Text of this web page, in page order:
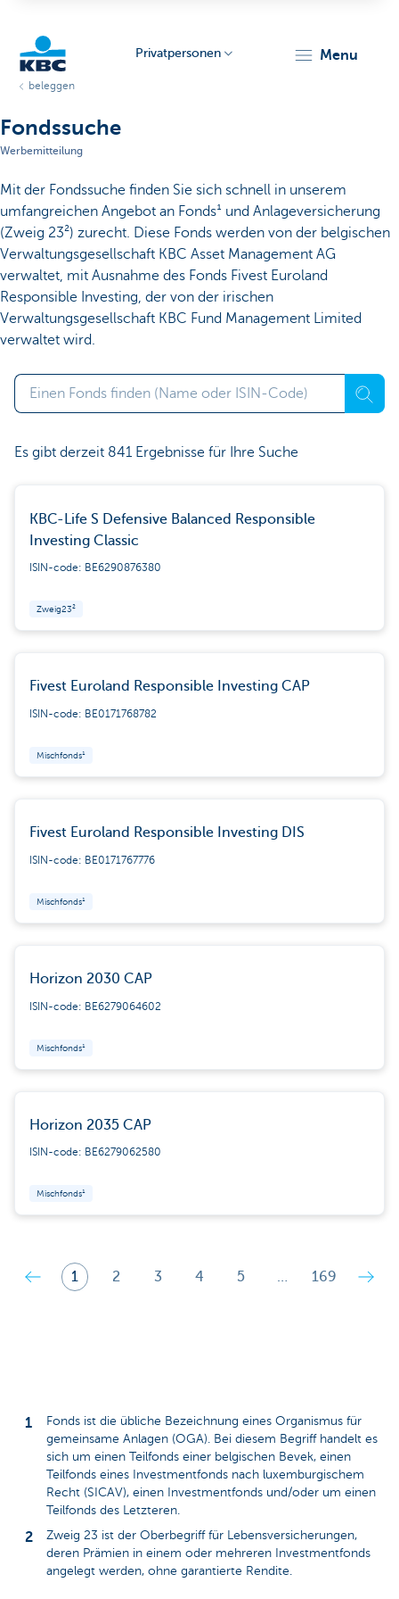
Particulieren
Privatpersonen menu
beleggen
Fondssuche
Werbemitteilung
Mit der Fondssuche finden Sie sich schnell in unserem
umfangreichen Angebot an Fonds¹ und Anlageversicherung
(Zweig 23²) zurecht. Diese Fonds werden von der belgischen
Verwaltungsgesellschaft KBC Asset Management AG
verwaltet, mit Ausnahme des Fonds Fivest Euroland
Responsible Investing, der von der irischen
Verwaltungsgesellschaft KBC Fund Management Limited
verwaltet wird.
Es gibt derzeit 841 Ergebnisse für Ihre Suche
KBC-Life S Defensive Balanced Responsible
Investing Classic
ISIN-code: BE6290876380
Zweig23²
Fivest Euroland Responsible Investing CAP
ISIN-code: BE0171768782
Mischfonds¹
Fivest Euroland Responsible Investing DIS
ISIN-code: BE0171767776
Mischfonds¹
Horizon 2030 CAP
ISIN-code: BE6279064602
Mischfonds¹
Horizon 2035 CAP
ISIN-code: BE6279062580
Mischfonds¹
1 2 3 4 5 … 169
Fonds ist die übliche Bezeichnung eines Organismus für
gemeinsame Anlagen (OGA). Bei diesem Begriff handelt es
sich um einen Teilfonds einer belgischen Bevek, einen
Teilfonds eines Investmentfonds nach luxemburgischem
Recht (SICAV), einen Investmentfonds und/oder um einen
Teilfonds des Letzteren.
Zweig 23 ist der Oberbegriff für Lebensversicherungen,
deren Prämien in einem oder mehreren Investmentfonds
angelegt werden, ohne garantierte Rendite.